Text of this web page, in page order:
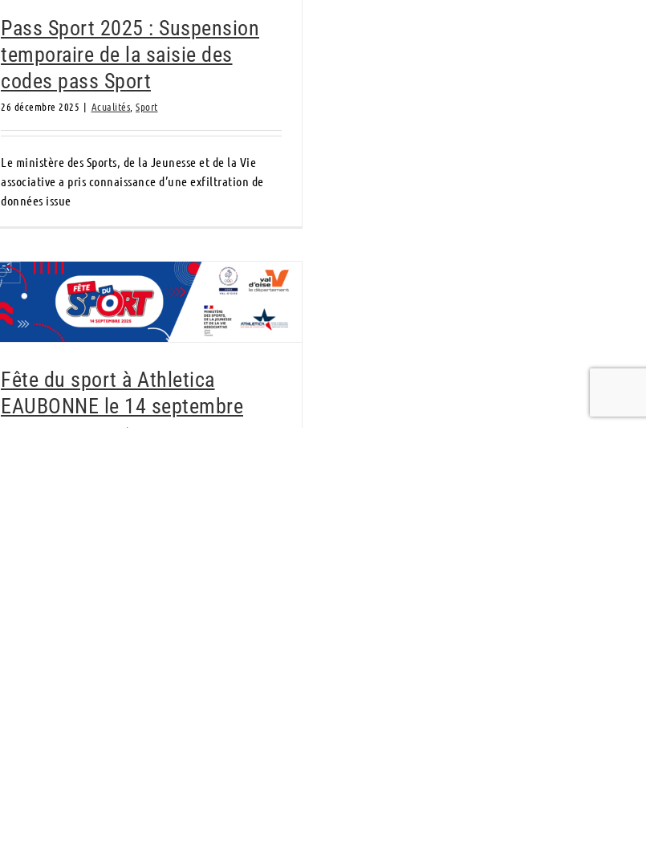
Pass Sport 2025 : Suspension
temporaire de la saisie des
codes pass Sport
26 décembre 2025 | Acualités Sport
Le ministère des Sports, de la Jeunesse et de la Vie
associative a pris connaissance d’une exfiltration de
données issue
Fête du sport à Athletica EAUBONNE le 14
septembre
Fête du sport à Athletica
EAUBONNE le 14 septembre
Acualités